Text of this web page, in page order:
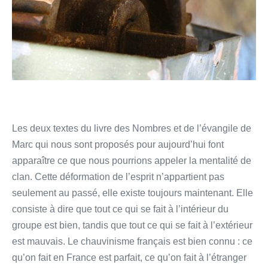
Les deux textes du livre des Nombres et de l’évangile de
Marc qui nous sont proposés pour aujourd’hui font
apparaître ce que nous pourrions appeler la mentalité de
clan. Cette déformation de l’esprit n’appartient pas
seulement au passé, elle existe toujours maintenant. Elle
consiste à dire que tout ce qui se fait à l’intérieur du
groupe est bien, tandis que tout ce qui se fait à l’extérieur
est mauvais. Le chauvinisme français est bien connu : ce
qu’on fait en France est parfait, ce qu’on fait à l’étranger